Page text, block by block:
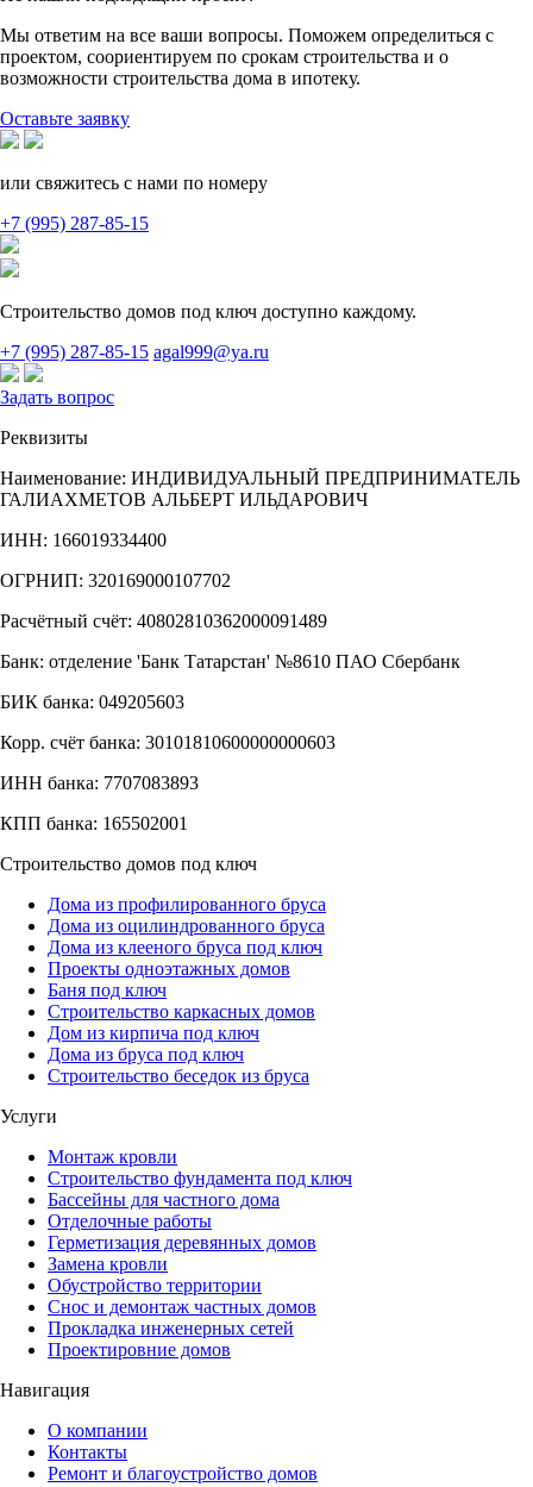
Мы ответим на все ваши вопросы. Поможем определиться с
проектом, соориентируем по срокам строительства и о
возможности строительства дома в ипотеку.
Оставьте заявку
или свяжитесь с нами по номеру
+7 (995) 287-85-15
Строительство домов под ключ доступно каждому.
+7 (995) 287-85-15 agal999@ya.ru
Задать вопрос
Реквизиты
Наименование: ИНДИВИДУАЛЬНЫЙ ПРЕДПРИНИМАТЕЛЬ
ГАЛИАХМЕТОВ АЛЬБЕРТ ИЛЬДАРОВИЧ
ИНН: 166019334400
ОГРНИП: 320169000107702
Расчётный счёт: 40802810362000091489
Банк: отделение 'Банк Татарстан' №8610 ПАО Сбербанк
БИК банка: 049205603
Корр. счёт банка: 30101810600000000603
ИНН банка: 7707083893
КПП банка: 165502001
Строительство домов под ключ
Дома из профилированного бруса
Дома из оцилиндрованного бруса
Дома из клееного бруса под ключ
Проекты одноэтажных домов
Баня под ключ
Строительство каркасных домов
Дом из кирпича под ключ
Дома из бруса под ключ
Строительство беседок из бруса
Услуги
Монтаж кровли
Строительство фундамента под ключ
Бассейны для частного дома
Отделочные работы
Герметизация деревянных домов
Замена кровли
Обустройство территории
Снос и демонтаж частных домов
Прокладка инженерных сетей
Проектировние домов
Навигация
О компании
Контакты
Ремонт и благоустройство домов